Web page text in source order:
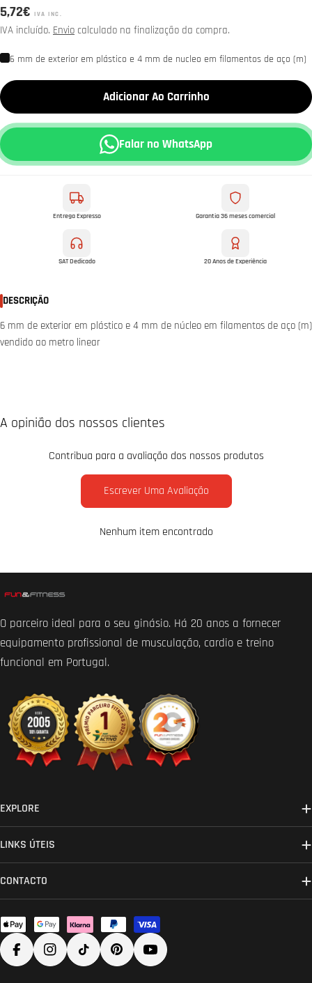
Preço
normal
5,72€ IVA INC.
IVA incluído. Envio calculado na finalização da compra.
6 mm de exterior em plástico e 4 mm de nucleo em filamentos de aço (m)
Adicionar Ao Carrinho
Falar no WhatsApp
Entrega Expresso Garantia 36 meses comercial
SAT Dedicado 20 Anos de Experiência
DESCRIÇÃO
6 mm de exterior em plástico e 4 mm de núcleo em filamentos de aço (m)
vendido ao metro linear
A opinião dos nossos clientes
Contribua para a avaliação dos nossos produtos
Escrever Uma Avaliação
Nenhum item encontrado
O parceiro ideal para o seu ginásio. Há 20 anos a fornecer
equipamento profissional de musculação, cardio e treino
funcional em Portugal.
EXPLORE
LINKS ÚTEIS
CONTACTO
Métodos
de
pagamento
FacebookInstagram
TikTokPinterestYouTube